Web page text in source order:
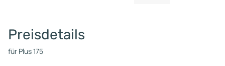
Preisdetails
für Plus 175